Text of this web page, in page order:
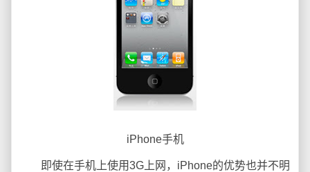
iPhone手机
即使在手机上使用3G上网，iPhone的优势也并不明